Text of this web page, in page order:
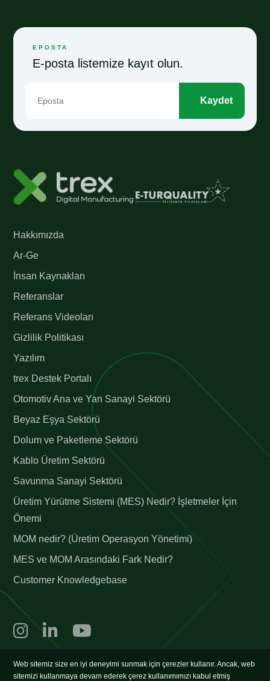
EPOSTA
E-posta listemize kayıt olun.
Kaydet
Hakkımızda
Ar-Ge
İnsan Kaynakları
Referanslar
Referans Videoları
Gizlilik Politikası
Yazılım
trex Destek Portalı
Otomotiv Ana ve Yan Sanayi Sektörü
Beyaz Eşya Sektörü
Dolum ve Paketleme Sektörü
Kablo Üretim Sektörü
Savunma Sanayi Sektörü
Üretim Yürütme Sistemi (MES) Nedir? İşletmeler İçin
Önemi
MOM nedir? (Üretim Operasyon Yönetimi)
MES ve MOM Arasındaki Fark Nedir?
Customer Knowledgebase
Web sitemiz size en iyi deneyimi sunmak için çerezler kullanır. Ancak, web
sitemizi kullanmaya devam ederek çerez kullanımımızı kabul etmiş